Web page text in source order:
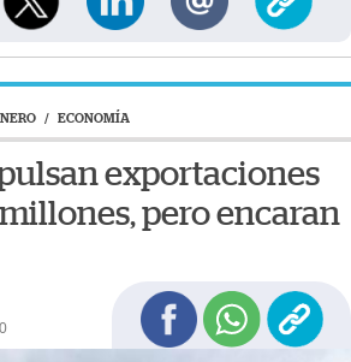
/ ECONOMÍA
exportaciones
pero encaran